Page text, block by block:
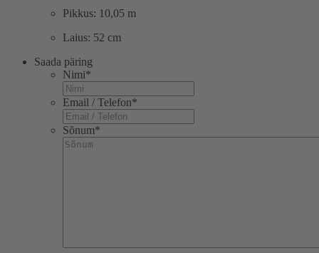
Pikkus: 10,05 m
Laius: 52 cm
Saada päring
Nimi*
Email / Telefon*
Sõnum*